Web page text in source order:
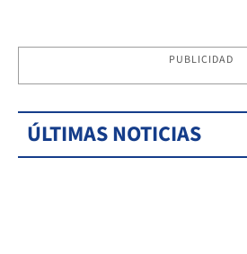
PUBLICIDAD
ÚLTIMAS NOTICIAS